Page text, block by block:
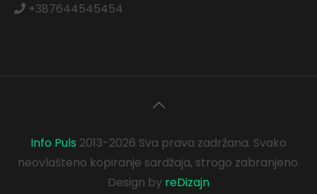
+387644545454
Info Puls 2013-2026 Sva prava zadržana. Svako
neovlašteno kopiranje sardžaja, strogo zabranjeno.
Design by reDizajn